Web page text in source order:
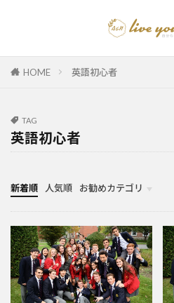
HOME 英語初心者
TAG
英語初心者
新着順 人気順 お勧めカテゴリ
カナダ中学・高校留
カナダ親子留学・教
体験談（カナダ高校
カナダ留学カウンセ